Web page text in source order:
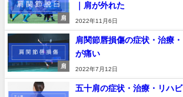
肩
｜肩が外れた
2022年11月6日
肩
肩関節唇損傷の症状・治療
が痛い
2022年7月12日
五十肩の症状・治療・リハ